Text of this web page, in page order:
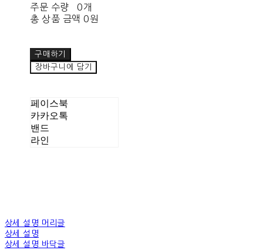
주문 수량
0개
총 상품 금액 0원
구매하기
장바구니에 담기
페이스북
카카오톡
밴드
라인
상세 설명 머리글
상세 설명
상세 설명 바닥글